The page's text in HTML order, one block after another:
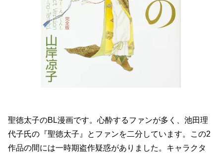
聖徳太子のBL漫画です。心酔するファンが多く、池田理
代子氏の『聖徳太子』とファンを二分しています。この2
作品の間には一時期盗作疑惑がありました。キャラクタ